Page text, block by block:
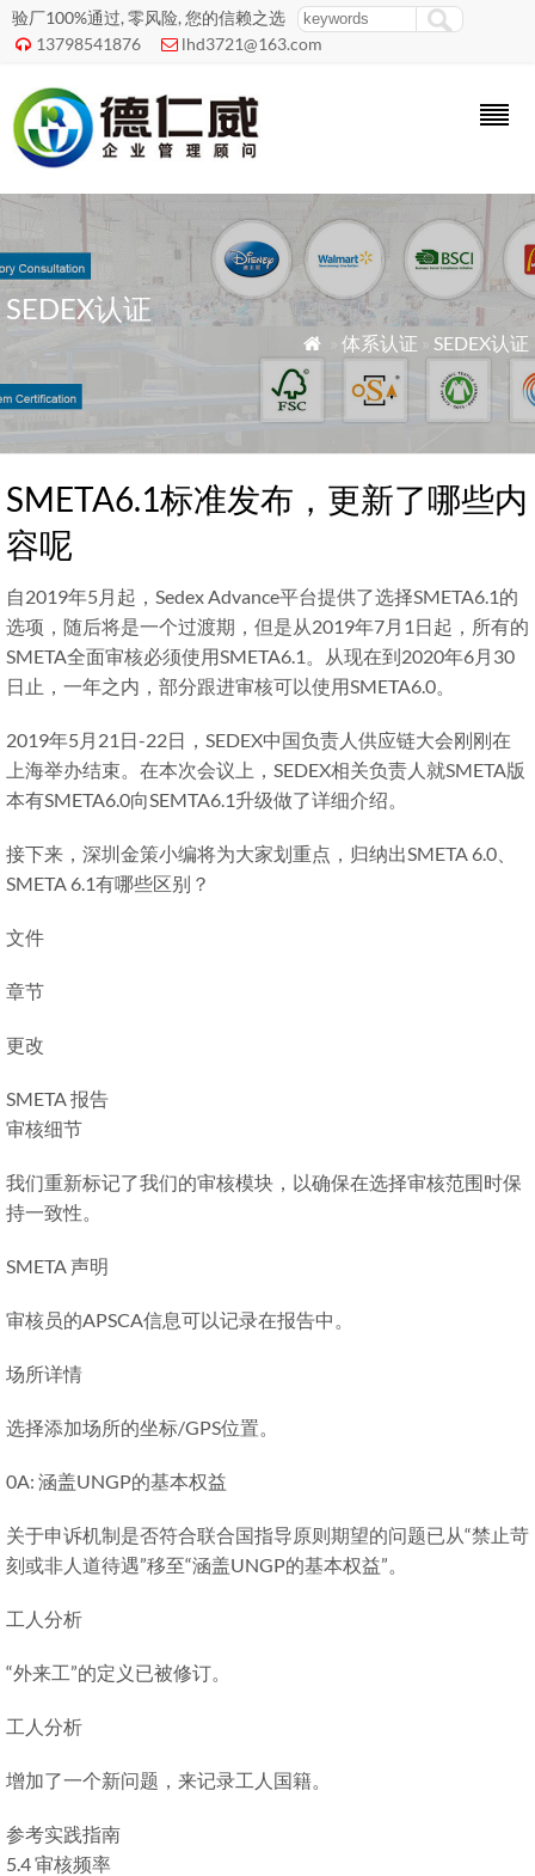
验厂100%通过, 零风险, 您的信赖之选
 13798541876  lhd3721@163.com
SEDEX认证
 体系认证 SEDEX认证
SMETA6.1标准发布，更新了哪些内
容呢
自2019年5月起，Sedex Advance平台提供了选择SMETA6.1的
选项，随后将是一个过渡期，但是从2019年7月1日起，所有的
SMETA全面审核必须使用SMETA6.1。从现在到2020年6月30
日止，一年之内，部分跟进审核可以使用SMETA6.0。
2019年5月21日-22日，SEDEX中国负责人供应链大会刚刚在
上海举办结束。在本次会议上，SEDEX相关负责人就SMETA版
本有SMETA6.0向SEMTA6.1升级做了详细介绍。
接下来，深圳金策小编将为大家划重点，归纳出SMETA 6.0、
SMETA 6.1有哪些区别？
文件
章节
更改
SMETA 报告
审核细节
我们重新标记了我们的审核模块，以确保在选择审核范围时保
持一致性。
SMETA 声明
审核员的APSCA信息可以记录在报告中。
场所详情
选择添加场所的坐标/GPS位置。
0A: 涵盖UNGP的基本权益
关于申诉机制是否符合联合国指导原则期望的问题已从“禁止苛
刻或非人道待遇”移至“涵盖UNGP的基本权益”。
工人分析
“外来工”的定义已被修订。
工人分析
增加了一个新问题，来记录工人国籍。
参考实践指南
5.4 审核频率